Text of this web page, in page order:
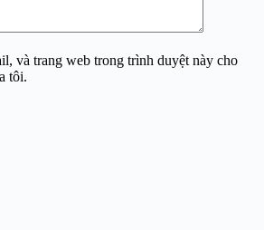
và trang web trong trình duyệt này cho
tôi.